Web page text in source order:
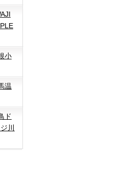
小
温
ド
川